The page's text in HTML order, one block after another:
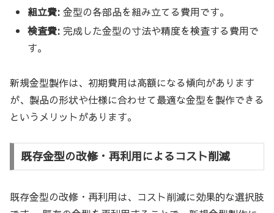
組立費: 金型の各部品を組み立てる費用です。
検査費: 完成した金型の寸法や精度を検査する費用で
す。
新規金型製作は、初期費用は高額になる傾向があります
が、製品の形状や仕様に合わせて最適な金型を製作できる
というメリットがあります。
既存金型の改修・再利用によるコスト削減
既存金型の改修・再利用は、コスト削減に効果的な選択肢